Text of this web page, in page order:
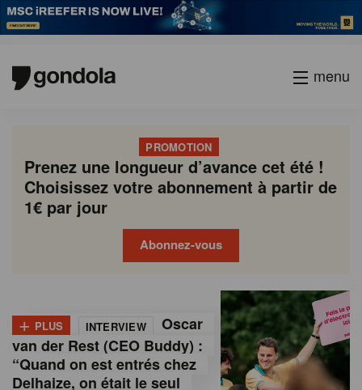
menu
PROMOTION
Prenez une longueur d’avance cet été !
Choisissez votre abonnement à partir de
1€ par jour
Abonnez-vous
o
n
d
+ PLUS INTERVIEW
Oscar
van der Rest (CEO Buddy) :
“Quand on est entrés chez
Delhaize, on était le seul